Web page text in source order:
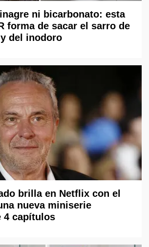
ni bicarbonato: esta
forma de sacar el sarro de
del inodoro
brilla en Netflix con el
nueva miniserie
4 capítulos